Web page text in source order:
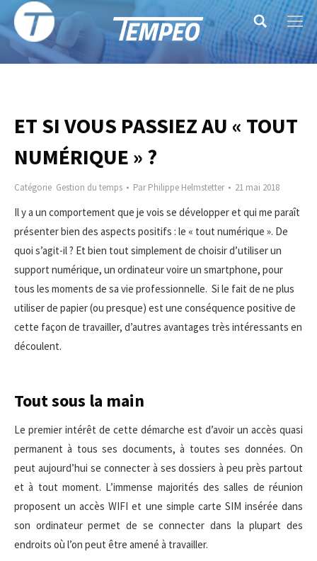
Search:
ET SI VOUS PASSIEZ AU « TOUT
NUMÉRIQUE » ?
Catégorie Gestion du temps ParPhilippe Helmstetter 21 mai 2018
Il y a un comportement que je vois se développer et qui me paraît
présenter bien des aspects positifs : le « tout numérique ». De
quoi s’agit-il ? Et bien tout simplement de choisir d’utiliser un
support numérique, un ordinateur voire un smartphone, pour
tous les moments de sa vie professionnelle. Si le fait de ne plus
utiliser de papier (ou presque) est une conséquence positive de
cette façon de travailler, d’autres avantages très intéressants en
découlent.
Tout sous la main
Le premier intérêt de cette démarche est d’avoir un accès quasi
permanent à tous ses documents, à toutes ses données. On
peut aujourd’hui se connecter à ses dossiers à peu près partout
et à tout moment. L’immense majorités des salles de réunion
proposent un accès WIFI et une simple carte SIM insérée dans
son ordinateur permet de se connecter dans la plupart des
endroits où l’on peut être amené à travailler.